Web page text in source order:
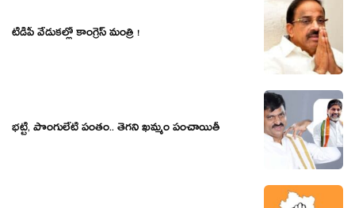
టీడీపీ వేడుకల్లో కాంగ్రెస్ మంత్రి !
భ‌ట్టి, పొంగులేటి పంతం.. తెగ‌ని ఖ‌మ్మం పంచాయితీ